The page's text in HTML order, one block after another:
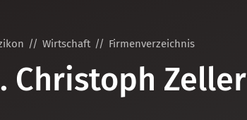
Wirtschaft Firmenverzeichnis
Christoph Zeller